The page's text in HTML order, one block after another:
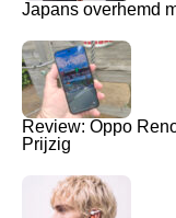
Japans overhemd
Review: Oppo
Prijzig